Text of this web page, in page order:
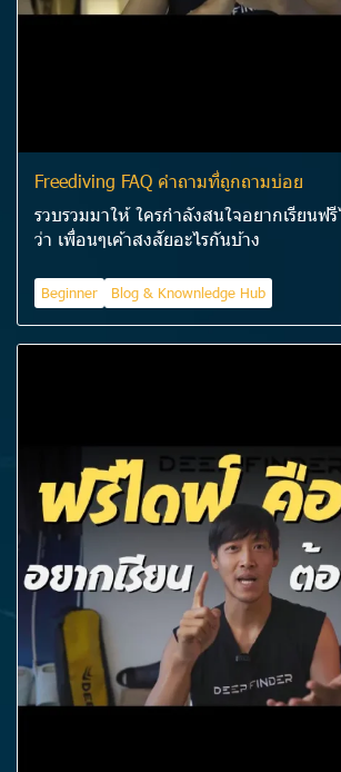
Freediving FAQ คำถามที่ถูกถามบ่อย
รวบรวมมาให้ ใครกำลังสนใจอยากเรียน
ว่า เพื่อนๆเค้าสงสัยอะไรกันบ้าง
Beginner Blog & Knownledge Hub